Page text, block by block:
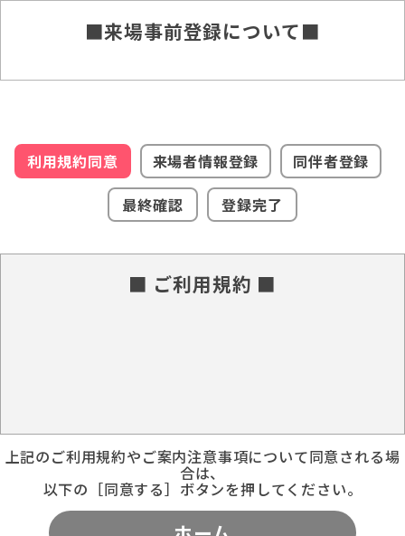
■来場事前登録について■
利用規約同意 来場者情報登録
同伴者登録
最終確認
登録完了
■ ご利用規約 ■
上記のご利用規約やご案内注意事項について同意される場
合は、
以下の［同意する］ボタンを押してください。